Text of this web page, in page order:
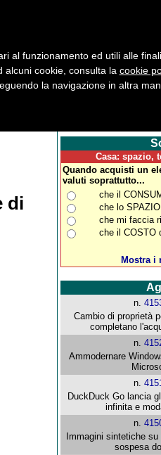
Sondaggi Antibufala
di
Casa: spazio,
Quando acquisti un
valuti soprattutto...
che il
che lo
che mi faccia
che il COSTO
Mostra i
n.
Cambio di proprietà
completano
n.
Ammodernare
n.
DuckDuck Go lancia
infinita e
n.
Immagini sintetiche
sospesa
al funzionamento ed utili alle
alcuni cookie, consulta la cookie
la navigazione in altra